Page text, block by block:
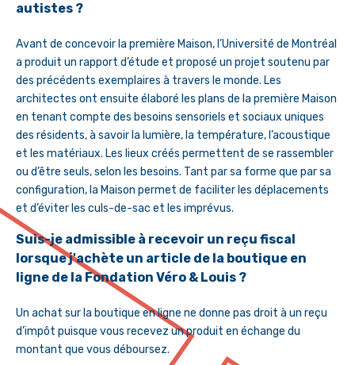
autistes ?
Avant de concevoir la première Maison, l’Université de Montréal
a produit un rapport d’étude et proposé un projet soutenu par
des précédents exemplaires à travers le monde. Les
architectes ont ensuite élaboré les plans de la première Maison
en tenant compte des besoins sensoriels et sociaux uniques
des résidents, à savoir la lumière, la température, l’acoustique
et les matériaux. Les lieux créés permettent de se rassembler
ou d’être seuls, selon les besoins. Tant par sa forme que par sa
configuration, la Maison permet de faciliter les déplacements
et d’éviter les culs-de-sac et les imprévus.
Suis-je admissible à recevoir un reçu fiscal
lorsque j'achète un article de la boutique en
ligne de la Fondation Véro & Louis ?
Un achat sur la boutique en ligne ne donne pas droit à un reçu
d’impôt puisque vous recevez un produit en échange du
montant que vous déboursez.